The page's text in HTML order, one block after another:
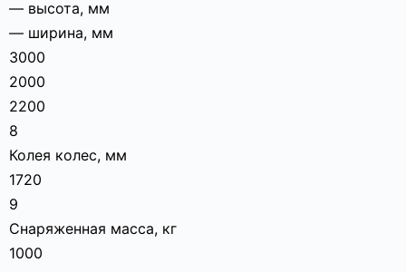
— высота, мм
— ширина, мм
3000
2000
2200
8
Колея колес, мм
1720
9
Снаряженная масса, кг
1000